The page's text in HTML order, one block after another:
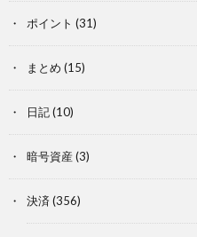
ポイント (31)
まとめ (15)
日記(10)
暗号資産 (3)
決済 (356)